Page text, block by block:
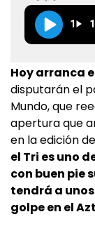
1
Hoy arranca
disputarán el
Mundo, que
apertura que
en la edición
el Tri es uno
con buen pie
tendrá a
golpe en el